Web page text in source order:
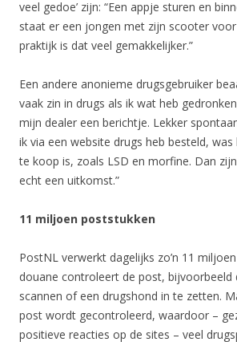
veel gedoe’ zijn: “Een appje sturen en
staat er een jongen met zijn scooter
praktijk is dat veel gemakkelijker.”
Een andere anonieme drugsgebruiker
vaak zin in drugs als ik wat heb
mijn dealer een berichtje. Lekker
ik via een website drugs heb besteld,
te koop is, zoals LSD en morfine. Dan
echt een uitkomst.”
11 miljoen poststukken
PostNL verwerkt dagelijks zo’n 11
douane controleert de post, bijvoorbeeld
scannen of een drugshond in te zetten.
post wordt gecontroleerd, waardoor –
positieve reacties op de sites – veel